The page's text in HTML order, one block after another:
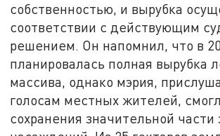
собственностью, и вырубка
соответствии с действующим
решением. Он напомнил, что в
планировалась полная вырубка
массива, однако мэрия,
голосам местных жителей,
сохранения значительной